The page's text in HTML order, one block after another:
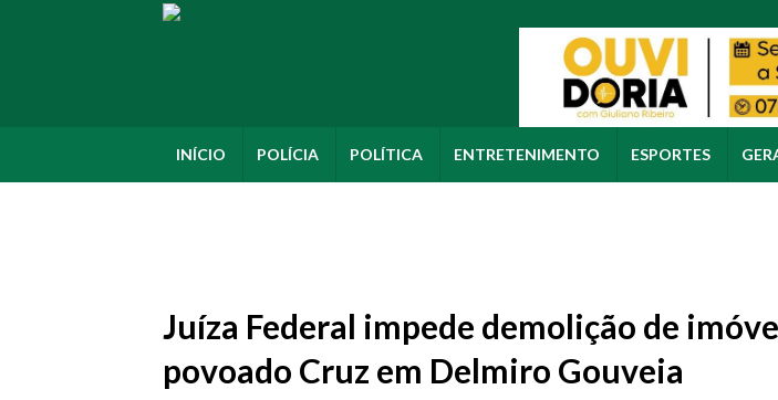
INÍCIO POLÍCIA POLÍTICA ENTRETENIMENTO ESPORTES
Juíza Federal impede demolição de
povoado Cruz em Delmiro Gouveia